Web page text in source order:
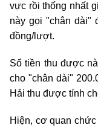
vực rồi thống nhất
này gọi "chân dài"
đồng/lượt.
Số tiền thu được
cho "chân dài"
Hải thu được tính
Hiện, cơ quan